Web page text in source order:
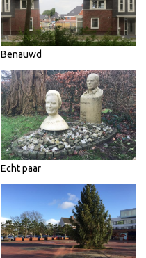
Benauwd
Echt paar